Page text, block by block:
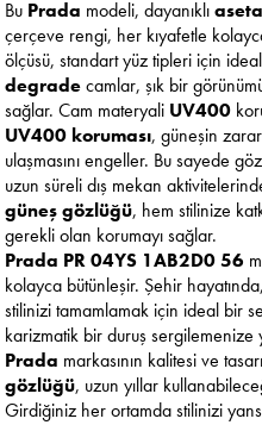
Bu Prada modeli, dayanıklı
çerçeve rengi, her kıyafetle
ölçüsü, standart yüz tipleri için
degradecamlar, şık bir
sağlar. Cam materyali UV400
UV400 koruması, güneşin
ulaşmasını engeller. Bu sayede
uzun süreli dış mekan
güneş gözlüğü, hem stilinize
gerekli olan korumayı sağlar.
Prada PR 04YS 1AB2D0 56
kolayca bütünleşir. Şehir
stilinizi tamamlamak için ideal bir
karizmatik bir duruş sergilemenize
Prada markasının kalitesi ve
gözlüğü, uzun yıllar
Girdiğiniz her ortamda stilinizi